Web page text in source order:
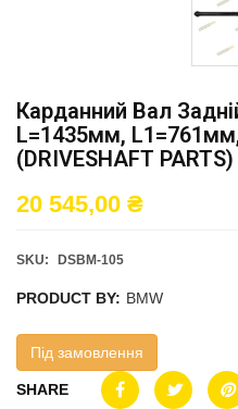
Карданний Вал
L=1435мм,
(DRIVESHAFT PARTS)
20 545,00 ₴
SKU: DSBM-105
PRODUCT BY: BMW
Під замовлення
SHARE